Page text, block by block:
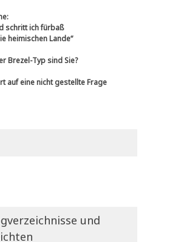
schritt ich fürbaß
heimischen Lande“
Brezel-Typ sind Sie?
auf eine nicht gestellte Frage
und